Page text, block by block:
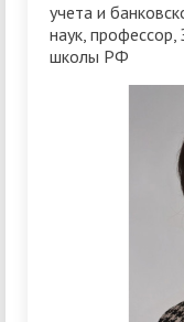
учета и
наук,
школы РФ